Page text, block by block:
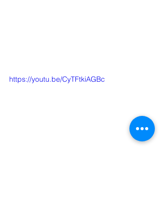
https://youtu.be/CyTFtkiAGBc